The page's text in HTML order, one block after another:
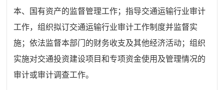
本、国有资产的监督管理工作；指导交通运输行业审计
工作，组织拟订交通运输行业审计工作制度并监督实
施；依法监督本部门的财务收支及其他经济活动；组织
实施对交通投资建设项目和专项资金使用及管理情况的
审计或审计调查工作。